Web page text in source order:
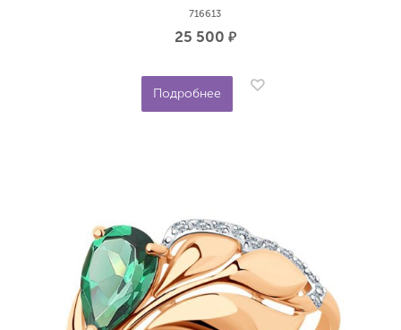
716613
25 500 р.
Подробнее